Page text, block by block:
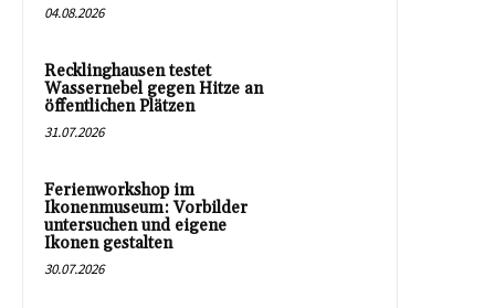
04.08.2026
Recklinghausen testet
Wassernebel gegen Hitze an
öffentlichen Plätzen
31.07.2026
Ferienworkshop im
Ikonenmuseum: Vorbilder
untersuchen und eigene
Ikonen gestalten
30.07.2026